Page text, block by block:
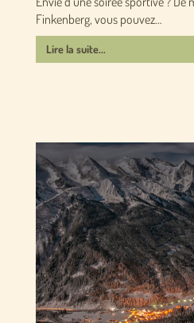
Finkenberg, vous pouvez…
Lire la suite...